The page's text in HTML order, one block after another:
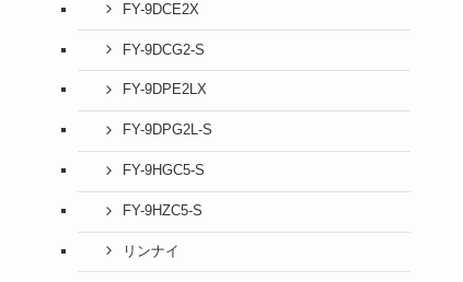
FY-9DCE2X
FY-9DCG2-S
FY-9DPE2LX
FY-9DPG2L-S
FY-9HGC5-S
FY-9HZC5-S
リンナイ